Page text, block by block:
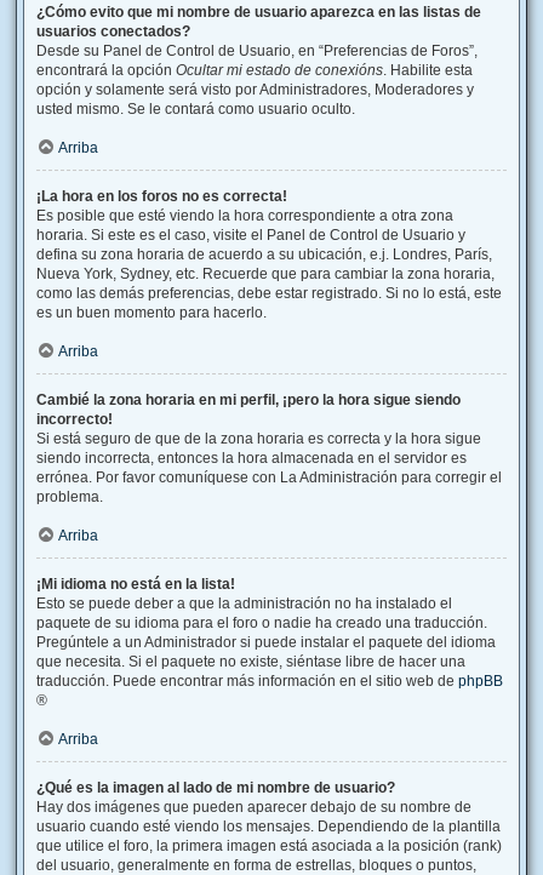
¿Cómo evito que mi nombre de usuario aparezca en las listas de
usuarios conectados?
Desde su Panel de Control de Usuario, en “Preferencias de Foros”,
encontrará la opción Ocultar mi estado de conexións. Habilite esta
opción y solamente será visto por Administradores, Moderadores y
usted mismo. Se le contará como usuario oculto.
Arriba
¡La hora en los foros no es correcta!
Es posible que esté viendo la hora correspondiente a otra zona
horaria. Si este es el caso, visite el Panel de Control de Usuario y
defina su zona horaria de acuerdo a su ubicación, e.j. Londres, París,
Nueva York, Sydney, etc. Recuerde que para cambiar la zona horaria,
como las demás preferencias, debe estar registrado. Si no lo está, este
es un buen momento para hacerlo.
Arriba
Cambié la zona horaria en mi perfil, ¡pero la hora sigue siendo
incorrecto!
Si está seguro de que de la zona horaria es correcta y la hora sigue
siendo incorrecta, entonces la hora almacenada en el servidor es
errónea. Por favor comuníquese con La Administración para corregir el
problema.
Arriba
¡Mi idioma no está en la lista!
Esto se puede deber a que la administración no ha instalado el
paquete de su idioma para el foro o nadie ha creado una traducción.
Pregúntele a un Administrador si puede instalar el paquete del idioma
que necesita. Si el paquete no existe, siéntase libre de hacer una
traducción. Puede encontrar más información en el sitio web de phpBB
®
Arriba
¿Qué es la imagen al lado de mi nombre de usuario?
Hay dos imágenes que pueden aparecer debajo de su nombre de
usuario cuando esté viendo los mensajes. Dependiendo de la plantilla
que utilice el foro, la primera imagen está asociada a la posición (rank)
del usuario, generalmente en forma de estrellas, bloques o puntos,